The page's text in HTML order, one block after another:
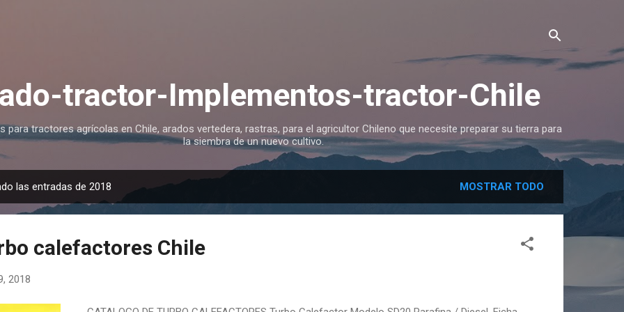
tractor-Implementos-tractor-Chile
para tractores agrícolas en Chile, arados vertedera, rastras, para el agricultor Chileno que necesite preparar su tierra para
la siembra de un nuevo cultivo.
las entradas de 2018 MOSTRAR TODO
calefactores Chile
2018